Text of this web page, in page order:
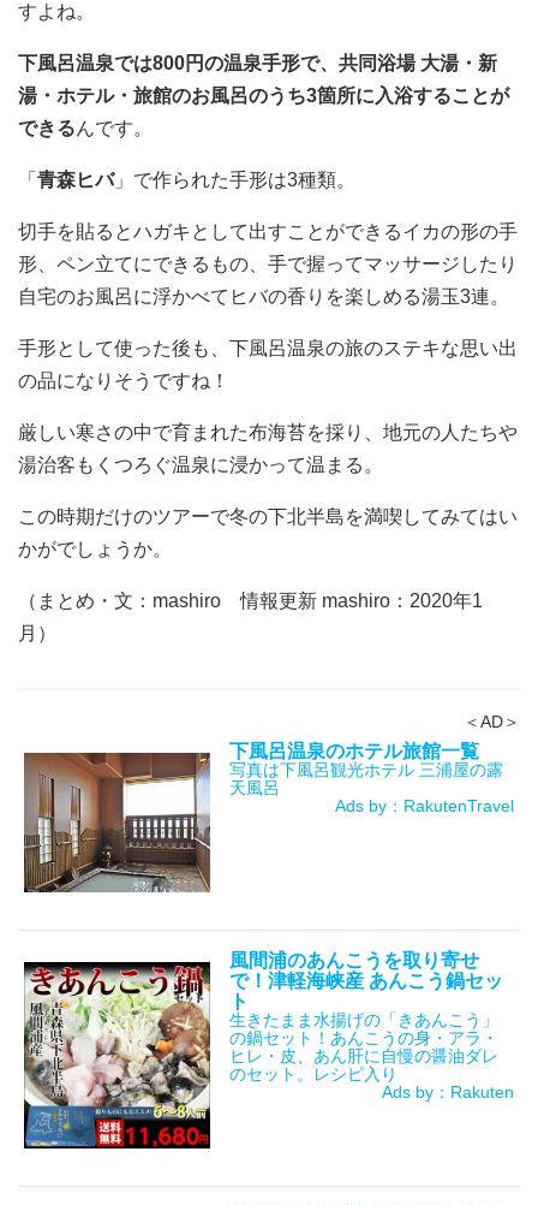
すよね。
下風呂温泉では800円の温泉手形で、共同浴場 大湯・新
湯・ホテル・旅館のお風呂のうち3箇所に入浴することが
できるんです。
「 青森ヒバ」で作られた手形は3種類。
切手を貼るとハガキとして出すことができるイカの形の手
形、ペン立てにできるもの、手で握ってマッサージしたり
自宅のお風呂に浮かべてヒバの香りを楽しめる湯玉3連。
手形として使った後も、下風呂温泉の旅のステキな思い出
の品になりそうですね！
厳しい寒さの中で育まれた布海苔を採り、地元の人たちや
湯治客もくつろぐ温泉に浸かって温まる。
この時期だけのツアーで冬の下北半島を満喫してみてはい
かがでしょうか。
（まとめ・文：mashiro 情報更新 mashiro：2020年1
月）
＜AD＞
下風呂温泉のホテル旅館一覧
写真は下風呂観光ホテル 三浦屋の露
天風呂
Ads by：RakutenTravel
風間浦のあんこうを取り寄せ
で！津軽海峡産 あんこう鍋セッ
ト
生きたまま水揚げの「きあんこう」
の鍋セット！あんこうの身・アラ・
ヒレ・皮、あん肝に自慢の醤油ダレ
のセット。レシピ入り
Ads by：Rakuten